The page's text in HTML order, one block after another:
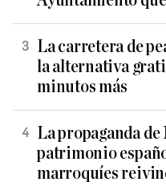
La carretera de
la alternativa
minutos más
La propaganda
patrimonio
marroquíes